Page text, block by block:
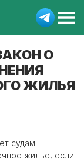
О
ЖИЛЬЯ
судам
жилье, если